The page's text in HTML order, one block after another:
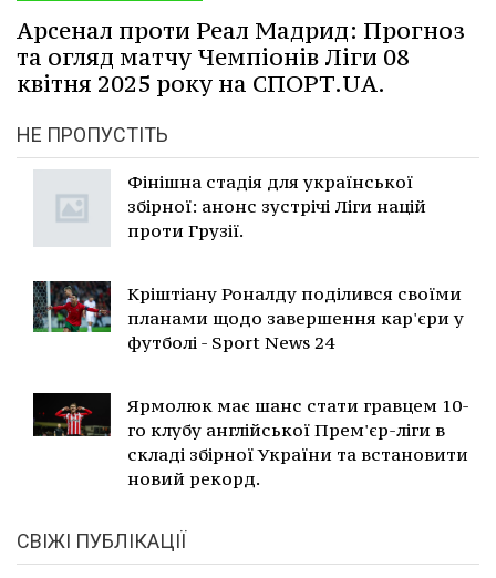
Арсенал проти Реал Мадрид: Прогноз
та огляд матчу Чемпіонів Ліги 08
квітня 2025 року на СПОРТ.UA.
НЕ ПРОПУСТІТЬ
Фінішна стадія для української
збірної: анонс зустрічі Ліги націй
проти Грузії.
Кріштіану Роналду поділився своїми
планами щодо завершення кар'єри у
футболі - Sport News 24
Ярмолюк має шанс стати гравцем 10-
го клубу англійської Прем'єр-ліги в
складі збірної України та встановити
новий рекорд.
СВІЖІ ПУБЛІКАЦІЇ